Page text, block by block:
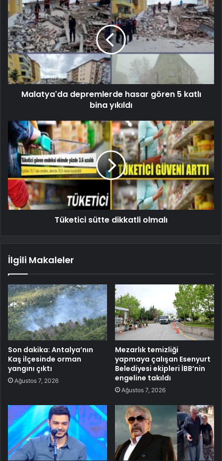
Malatya'da depremlerde hasar gören 5 katlı
bina yıkıldı
Tüketici sütte dikkatli olmalı
İlgili Makaleler
Son dakika: Antalya’nın
Kaş ilçesinde orman
yangını çıktı
Ağustos 7, 2026
Mezarlık temizliği
yapmaya çalışan Esenyurt
Belediyesi ekipleri İBB’nin
engeline takıldı
Ağustos 7, 2026